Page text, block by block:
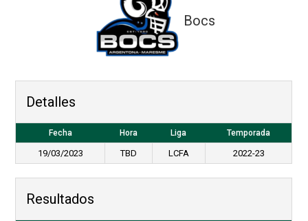
Bocs
Detalles
Fecha Hora Liga Temporada
19/03/2023 TBD LCFA 2022-23
Resultados